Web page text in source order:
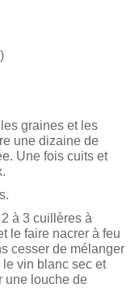
graines et les
une dizaine de
Une fois cuits et
à 3 cuillères à
le faire nacrer à feu
cesser de mélanger
vin blanc sec et
une louche de